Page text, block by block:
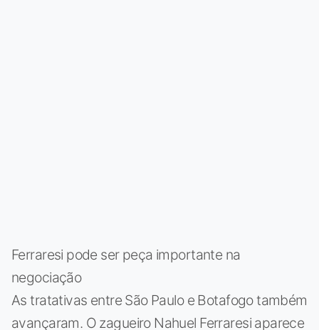
Ferraresi pode ser peça importante na
negociação
As tratativas entre São Paulo e Botafogo também
avançaram. O zagueiro Nahuel Ferraresi aparece